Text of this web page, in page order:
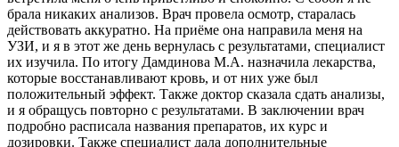
брала никаких анализов. Врач провела осмотр, старалась
действовать аккуратно. На приёме она направила меня на
УЗИ, и я в этот же день вернулась с результатами, специалист
их изучила. По итогу Дамдинова М.А. назначила лекарства,
которые восстанавливают кровь, и от них уже был
положительный эффект. Также доктор сказала сдать анализы,
и я обращусь повторно с результатами. В заключении врач
подробно расписала названия препаратов, их курс и
дозировки. Также специалист дала дополнительные